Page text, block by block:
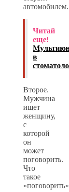
автомобилем.
Читай
еще!
в
Второе.
Мужчина
ищет
женщину,
с
которой
он
может
поговорить.
Что
такое
«поговорить»